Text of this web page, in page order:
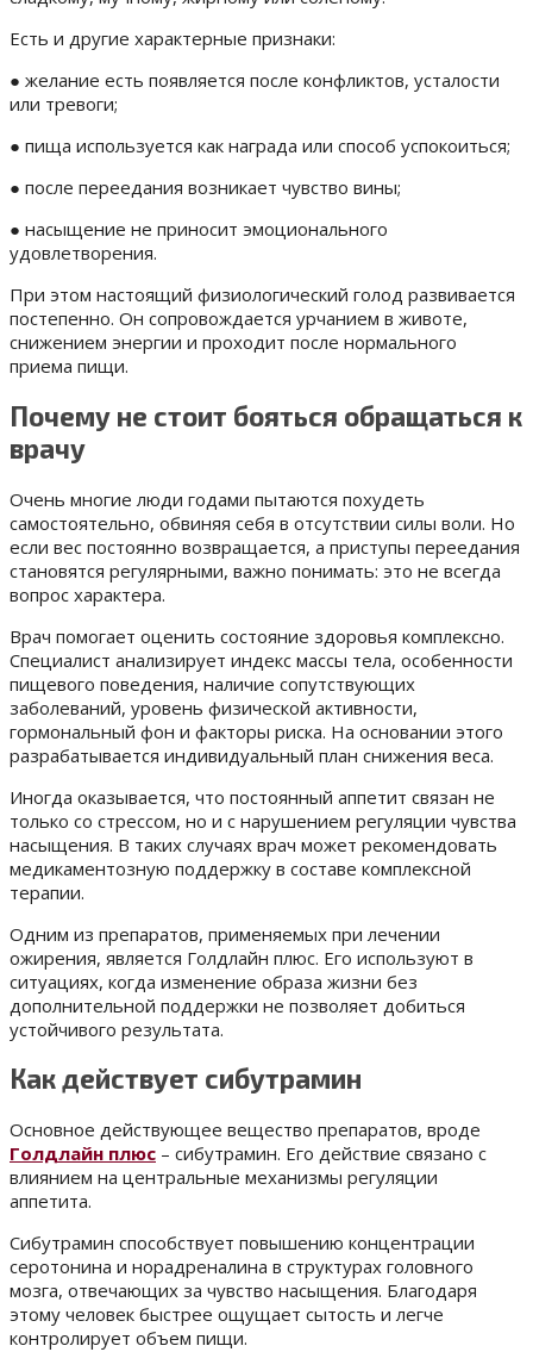
Есть и другие характерные признаки:
● желание есть появляется после конфликтов, усталости
или тревоги;
● пища используется как награда или способ успокоиться;
● после переедания возникает чувство вины;
● насыщение не приносит эмоционального
удовлетворения.
При этом настоящий физиологический голод развивается
постепенно. Он сопровождается урчанием в животе,
снижением энергии и проходит после нормального
приема пищи.
Почему не стоит бояться обращаться к
врачу
Очень многие люди годами пытаются похудеть
самостоятельно, обвиняя себя в отсутствии силы воли. Но
если вес постоянно возвращается, а приступы переедания
становятся регулярными, важно понимать: это не всегда
вопрос характера.
Врач помогает оценить состояние здоровья комплексно.
Специалист анализирует индекс массы тела, особенности
пищевого поведения, наличие сопутствующих
заболеваний, уровень физической активности,
гормональный фон и факторы риска. На основании этого
разрабатывается индивидуальный план снижения веса.
Иногда оказывается, что постоянный аппетит связан не
только со стрессом, но и с нарушением регуляции чувства
насыщения. В таких случаях врач может рекомендовать
медикаментозную поддержку в составе комплексной
терапии.
Одним из препаратов, применяемых при лечении
ожирения, является Голдлайн плюс. Его используют в
ситуациях, когда изменение образа жизни без
дополнительной поддержки не позволяет добиться
устойчивого результата.
Как действует сибутрамин
Основное действующее вещество препаратов, вроде
Голдлайн плюс – сибутрамин. Его действие связано с
влиянием на центральные механизмы регуляции
аппетита.
Сибутрамин способствует повышению концентрации
серотонина и норадреналина в структурах головного
мозга, отвечающих за чувство насыщения. Благодаря
этому человек быстрее ощущает сытость и легче
контролирует объем пищи.